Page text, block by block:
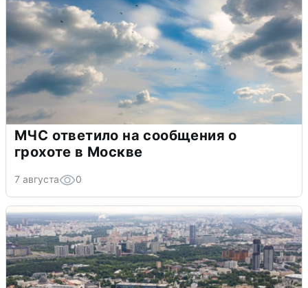
МЧС ответило на сообщения о
грохоте в Москве
7 августа 0